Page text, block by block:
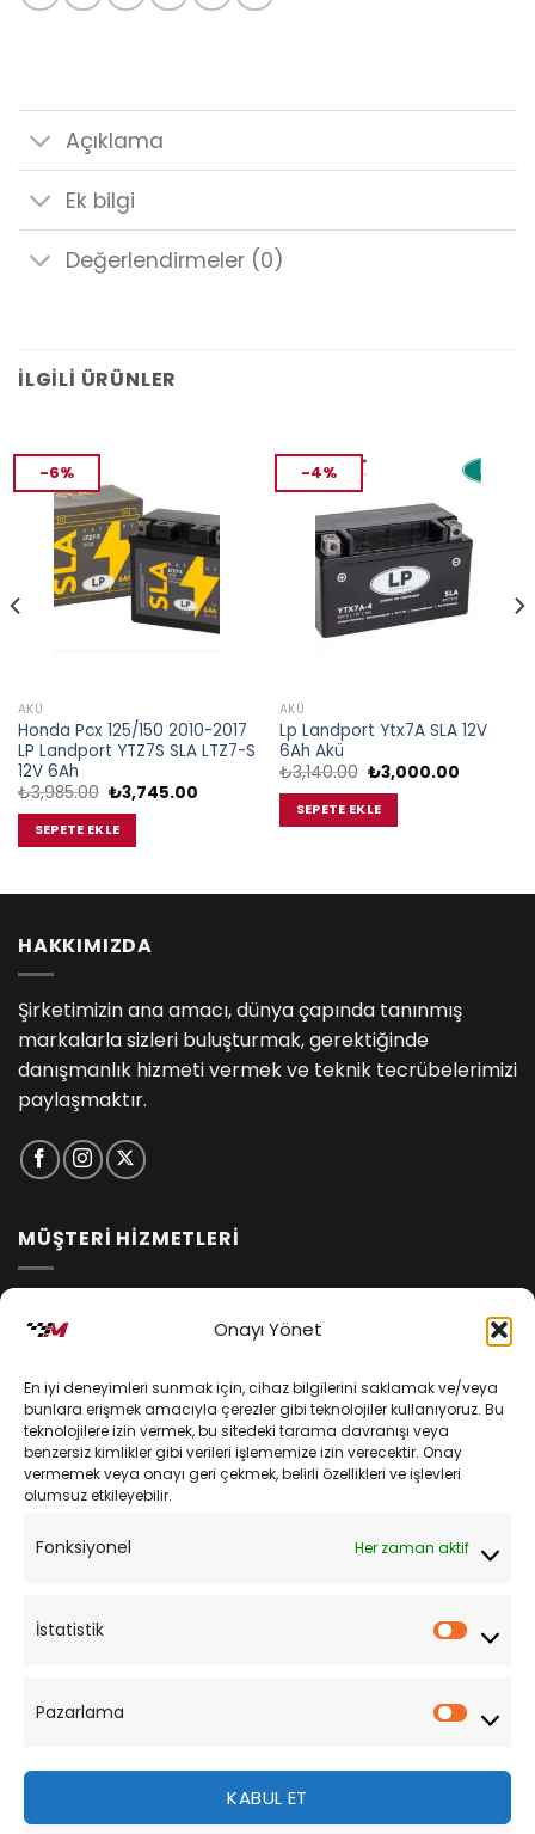
Onayı Yönet
En iyi deneyimleri sunmak için, cihaz bilgilerini saklamak ve/veya
bunlara erişmek amacıyla çerezler gibi teknolojiler kullanıyoruz. Bu
teknolojilere izin vermek, bu sitedeki tarama davranışı veya
benzersiz kimlikler gibi verileri işlememize izin verecektir. Onay
vermemek veya onayı geri çekmek, belirli özellikleri ve işlevleri
olumsuz etkileyebilir.
Fonksiyonel Her zaman aktif
İstatistik
Pazarlama
KABUL ET
Açıklama
Ek bilgi
Değerlendirmeler (0)
İLGILI ÜRÜNLER
-6%
AKÜ
Honda Pcx 125/150 2010-2017
LP Landport YTZ7S SLA LTZ7-S
12V 6Ah
₺3,985.00 Orijinal
fiyat:
₺3,985.00.
₺3,745.00Şu
SEPETE EKLE
-4%
AKÜ
Lp Landport Ytx7A SLA 12V
6Ah Akü
₺3,140.00 Orijinal
fiyat:
₺3,140.00.
₺3,000.00Şu
SEPETE EKLE
HAKKIMIZDA
Şirketimizin ana amacı, dünya çapında tanınmış
markalarla sizleri buluşturmak, gerektiğinde
danışmanlık hizmeti vermek ve teknik tecrübelerimizi
paylaşmaktır.
MÜŞTERİ HİZMETLERİ
Kişisel Verilerin Korunması
Mesafeli Satış Sözleşmesi
Sipariş Takibi